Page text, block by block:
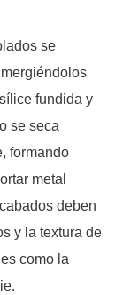
se
fundida y
se seca
formando
metal
deben
y la textura de
como la